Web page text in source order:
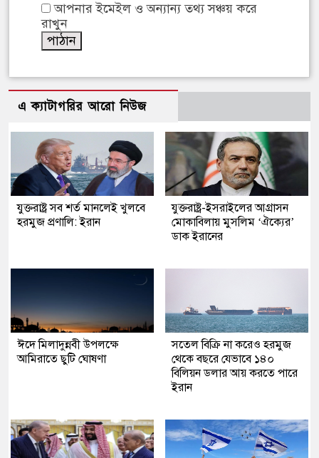
আপনার ইমেইল ও অন্যান্য তথ্য সঞ্চয় করে
রাখুন
এ ক্যাটাগরির আরো নিউজ
যুক্তরাষ্ট্র সব শর্ত মানলেই খুলবে
হরমুজ প্রণালি: ইরান
যুক্তরাষ্ট্র-ইসরাইলের আগ্রাসন
মোকাবিলায় মুসলিম ‘ঐক্যের’
ডাক ইরানের
ঈদে মিলাদুন্নবী উপলক্ষে
আমিরাতে ছুটি ঘোষণা
সতেল বিক্রি না করেও হরমুজ
থেকে বছরে যেভাবে ১৪০
বিলিয়ন ডলার আয় করতে পারে
ইরান